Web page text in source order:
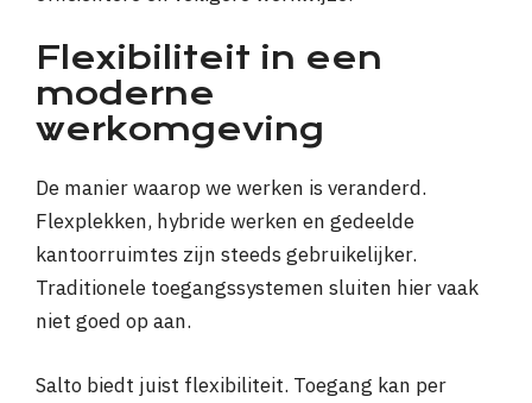
Flexibiliteit in een
moderne
werkomgeving
De manier waarop we werken is veranderd.
Flexplekken, hybride werken en gedeelde
kantoorruimtes zijn steeds gebruikelijker.
Traditionele toegangssystemen sluiten hier vaak
niet goed op aan.
Salto biedt juist flexibiliteit. Toegang kan per